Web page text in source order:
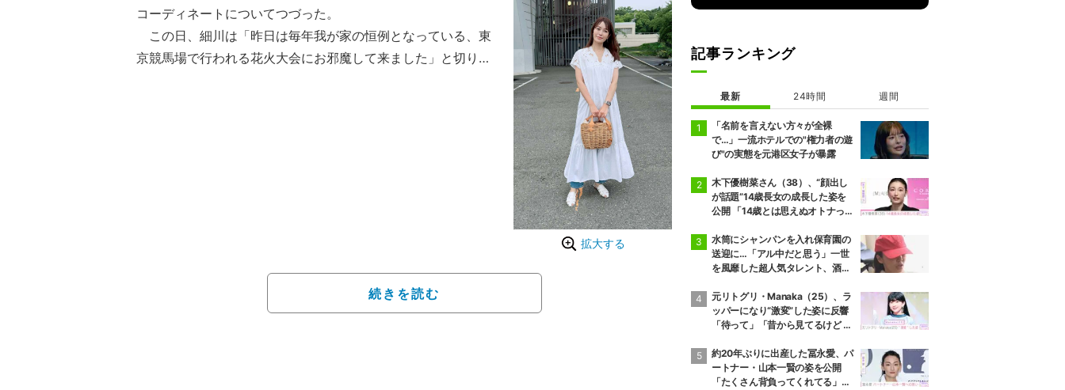
拡大する
コーディネートについてつづった。
この日、細川は「昨日は毎年我が家の恒例となっている、東
京競馬場で行われる花火大会にお邪魔して来ました」と切り出
続きを読む
記事ランキング
最新 24時間 週間
「名前を言えない方々が全裸
で…」一流ホテルでの"権力者の遊
び"の実態を元港区女子が暴露
木下優樹菜さん（38）、“顔出し
が話題”14歳長女の成長した姿を
公開 「14歳とは思えぬオトナっぽ
ぎる」など反響
水筒にシャンパンを入れ保育園の
送迎に…「アル中だと思う」一世
を風靡した超人気タレント、酒漬
元リトグリ・Manaka（25）、ラ
ッパーになり“激変”した姿に反響
「待って」「昔から見てるけど 最
約20年ぶりに出産した冨永愛、パ
ートナー・山本一賢の姿を公開
「たくさん背負ってくれてる」感